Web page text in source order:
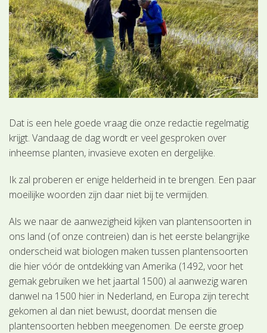
Dat is een hele goede vraag die onze redactie regelmatig
krijgt. Vandaag de dag wordt er veel gesproken over
inheemse planten, invasieve exoten en dergelijke.
Ik zal proberen er enige helderheid in te brengen. Een paar
moeilijke woorden zijn daar niet bij te vermijden.
Als we naar de aanwezigheid kijken van plantensoorten in
ons land (of onze contreien) dan is het eerste belangrijke
onderscheid wat biologen maken tussen plantensoorten
die hier vóór de ontdekking van Amerika (1492, voor het
gemak gebruiken we het jaartal 1500) al aanwezig waren
danwel na 1500 hier in Nederland, en Europa zijn terecht
gekomen al dan niet bewust, doordat mensen die
plantensoorten hebben meegenomen. De eerste groep